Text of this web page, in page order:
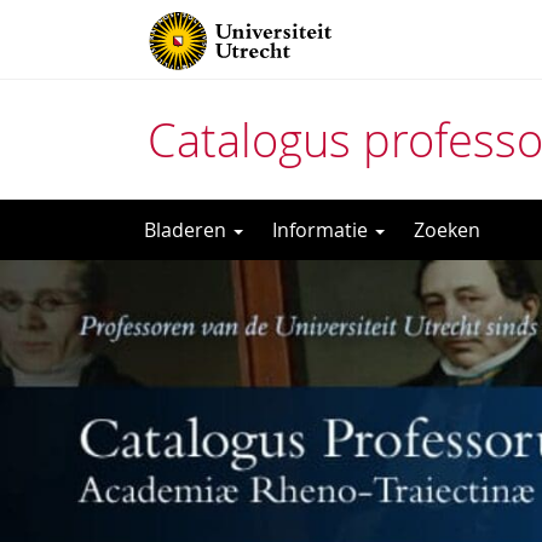
Catalogus
naar
het
inhoud
Bladeren Informatie Zoeken